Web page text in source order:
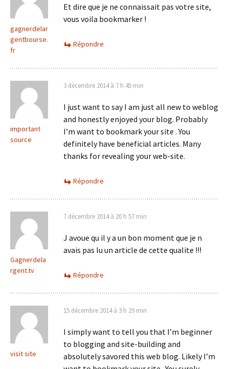
gagnerdelar
gentbourse.
fr
Et dire que je ne connaissait pas votre site,
vous voila bookmarker !
Répondre
important
source
3 décembre 2014 à 7 h 45 min
I just want to say I am just all new to weblog
and honestly enjoyed your blog. Probably
I’m want to bookmark your site . You
definitely have beneficial articles. Many
thanks for revealing your web-site.
Répondre
Gagnerdela
rgent.tv
7 décembre 2014 à 20 h 57 min
J avoue qu il y a un bon moment que je n
avais pas lu un article de cette qualite !!!
Répondre
visit site
15 décembre 2014 à 3 h 29 min
I simply want to tell you that I’m beginner
to blogging and site-building and
absolutely savored this web blog. Likely I’m